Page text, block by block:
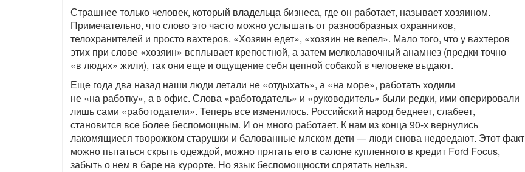
Страшнее только человек, который владельца бизнеса, где он работает, называет хозяином.
Примечательно, что слово это часто можно услышать от разнообразных охранников,
телохранителей и просто вахтеров. «Хозяин едет», «хозяин не велел». Мало того, что у вахтеров
этих при слове «хозяин» всплывает крепостной, а затем мелколавочный анамнез (предки точно
«в людях» жили), так они еще и ощущение себя цепной собакой в человеке выдают.
Еще года два назад наши люди летали не «отдыхать», а «на море», работать ходили
не «на работку», а в офис. Слова «работодатель» и «руководитель» были редки, ими оперировали
лишь сами «работодатели». Теперь все изменилось. Российский народ беднеет, слабеет,
становится все более беспомощным. И он много работает. К нам из конца 90-х вернулись
лакомящиеся творожком старушки и балованные мяском дети — люди снова недоедают. Этот факт
можно пытаться скрыть одеждой, можно прятать его в салоне купленного в кредит Ford Focus,
забыть о нем в баре на курорте. Но язык беспомощности спрятать нельзя.